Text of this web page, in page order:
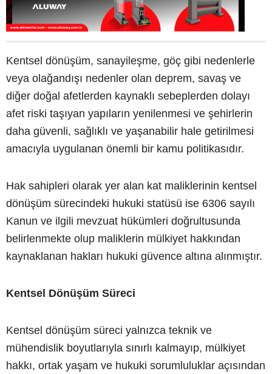
Kentsel dönüşüm, sanayileşme, göç gibi nedenlerle
veya olağandışı nedenler olan deprem, savaş ve
diğer doğal afetlerden kaynaklı sebeplerden dolayı
afet riski taşıyan yapıların yenilenmesi ve şehirlerin
daha güvenli, sağlıklı ve yaşanabilir hale getirilmesi
amacıyla uygulanan önemli bir kamu politikasıdır.
Hak sahipleri olarak yer alan kat maliklerinin kentsel
dönüşüm sürecindeki hukuki statüsü ise 6306 sayılı
Kanun ve ilgili mevzuat hükümleri doğrultusunda
belirlenmekte olup maliklerin mülkiyet hakkından
kaynaklanan hakları hukuki güvence altına alınmıştır.
Kentsel Dönüşüm Süreci
Kentsel dönüşüm süreci yalnızca teknik ve
mühendislik boyutlarıyla sınırlı kalmayıp, mülkiyet
hakkı, ortak yaşam ve hukuki sorumluluklar açısından